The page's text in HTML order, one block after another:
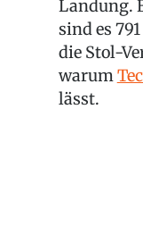
Landung.
sind es
die Stol-
warum
lässt.